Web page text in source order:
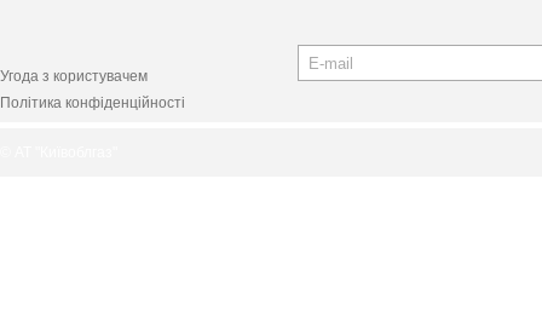
Угода з користувачем
Політика конфіденційності